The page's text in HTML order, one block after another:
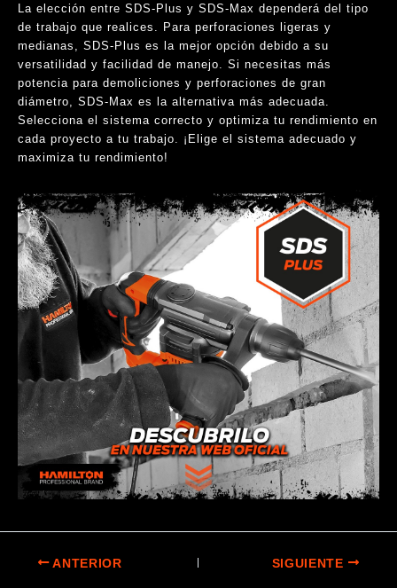
La elección entre SDS-Plus y SDS-Max dependerá del tipo
de trabajo que realices. Para perforaciones ligeras y
medianas, SDS-Plus es la mejor opción debido a su
versatilidad y facilidad de manejo. Si necesitas más
potencia para demoliciones y perforaciones de gran
diámetro, SDS-Max es la alternativa más adecuada.
Selecciona el sistema correcto y optimiza tu rendimiento en
cada proyecto a tu trabajo. ¡Elige el sistema adecuado y
maximiza tu rendimiento!
ANTERIOR SIGUIENTE